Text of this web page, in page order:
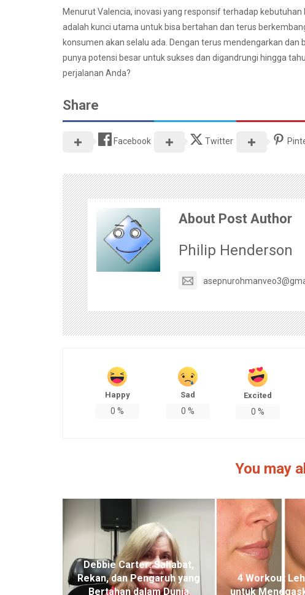
Menurut Valencia, inovasi yang responsif terhadap
adalah kunci utama untuk bisa bertahan dan terus
konsumen akan selalu ada. Dengan terus mendengarkan dan
punya potensi besar untuk sukses dan digandrungi hingga
perjalanan Anda?
Share
Facebook Twitter
About Post Author
Philip Henderson
Happy
0 %
Sad
0 %
Excited
0 %
You may
Debbie Carter: Sahabat,
Rekan, dan Pengaruh yang
Bertahan dalam Dunia
4 Workout
untuk